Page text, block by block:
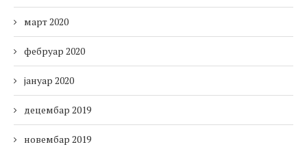
март 2020
фебруар 2020
јануар 2020
децембар 2019
новембар 2019